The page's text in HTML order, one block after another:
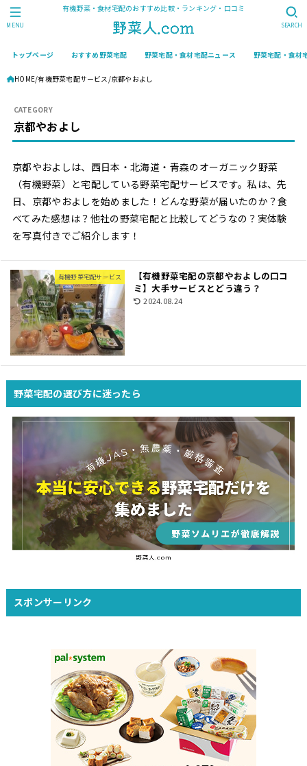
有機野菜・食材宅配のおすすめ比較・ランキング・口コミ
トップページ おすすめ野菜宅配 野菜宅配・食材宅配ニュース 野菜宅配・食材
SEARCH
MENU
HOME 有機野菜宅配サービス 京都やおよし
京都やおよし
京都やおよしは、西日本・北海道・青森のオーガニック野菜
（有機野菜）と宅配している野菜宅配サービスです。私は、先
日、京都やおよしを始めました！どんな野菜が届いたのか？食
べてみた感想は？他社の野菜宅配と比較してどうなの？実体験
を写真付きでご紹介します！
有機野菜宅配サービス
【有機野菜宅配の京都やおよしの口コ
ミ】大手サービスとどう違う？
2024.08.24
野菜宅配の選び方に迷ったら
スポンサーリンク